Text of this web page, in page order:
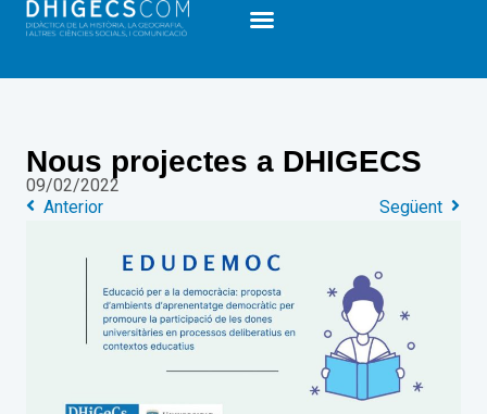
Nous projectes a DHIGECS
09/02/2022
Anterior
Següent